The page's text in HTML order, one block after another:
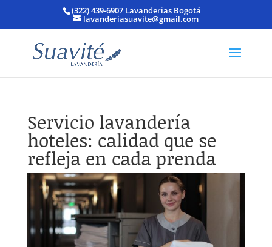
(322) 439-6907 Lavanderias Bogotá
lavanderiasuavite@gmail.com
Servicio lavandería
hoteles: calidad que se
refleja en cada prenda